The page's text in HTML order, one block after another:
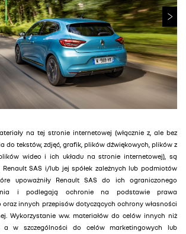
na tej stronie internetowej (włącznie z, ale bez
do tekstów, zdjęć, grafik, plików dźwiękowych, plików z
wideo i ich układu na stronie internetowej), są
Renault SAS i/lub jej spółek zależnych lub podmiotów
upoważniły Renault SAS do ich ograniczonego
i podlegają ochronie na podstawie prawa
oraz innych przepisów dotyczących ochrony własności
Wykorzystanie ww. materiałów do celów innych niż
a w szczególności do celów marketingowych lub